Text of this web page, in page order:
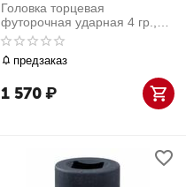
Головка торцевая
футорочная ударная 4 гр.,
20мм, 1"
предзаказ
1 570₽